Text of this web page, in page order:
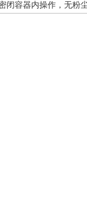
闭容器内操作，无粉